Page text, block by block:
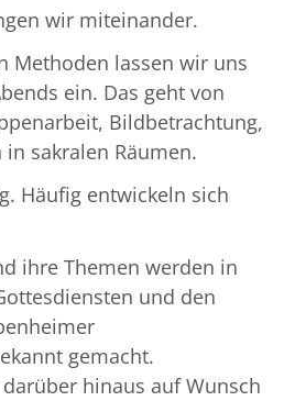
wir miteinander.
Methoden lassen wir uns
ein. Das geht von
Bildbetrachtung,
sakralen Räumen.
Häufig entwickeln sich
ihre Themen werden in
und den
gemacht.
hinaus auf Wunsch